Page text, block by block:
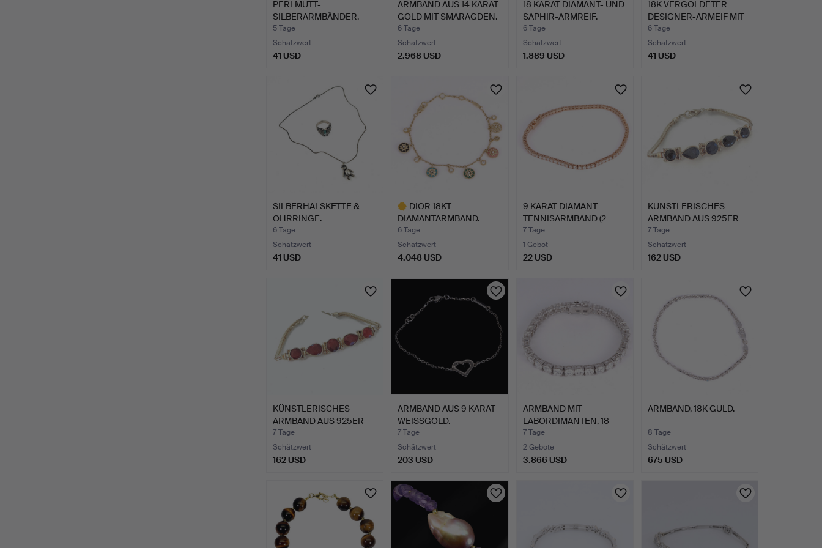
PERLMUTT-
SILBERARMBÄNDER.
5 Tage
Schätzwert
41 USD
ARMBAND AUS 14 KARAT
GOLD MIT SMARAGDEN.
6 Tage
Schätzwert
2.968 USD
18 KARAT DIAMANT- UND
SAPHIR-ARMREIF.
6 Tage
Schätzwert
1.889 USD
18K VERGOLDETER
DESIGNER-ARMEIF MIT
KRISTA…
6 Tage
Schätzwert
41 USD
SILBERHALSKETTE &
OHRRINGE.
6 Tage
Schätzwert
41 USD
DIOR 18KT
DIAMANTARMBAND.
6 Tage
Schätzwert
4.048 USD
9 KARAT DIAMANT-
TENNISARMBAND (2
KARAT).
7 Tage
1 Gebot
22 USD
KÜNSTLERISCHES
ARMBAND AUS 925ER
SILBER MI…
7 Tage
Schätzwert
162 USD
KÜNSTLERISCHES
ARMBAND AUS 925ER
SILBER MI…
7 Tage
Schätzwert
162 USD
ARMBAND AUS 9 KARAT
WEISSGOLD.
7 Tage
Schätzwert
203 USD
ARMBAND MIT
LABORDIMANTEN, 18
KARAT (21 KA…
7 Tage
2 Gebote
3.866 USD
ARMBAND, 18K GULD.
8 Tage
Schätzwert
675 USD